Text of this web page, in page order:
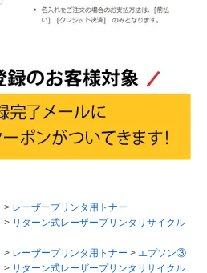
> レーザープリンタ用トナー
> リターン式レーザープリンタリサイクル
> レーザープリンタ用トナー > エプソン③
> リターン式レーザープリンタリサイクル